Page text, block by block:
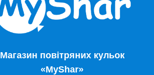
Магазин повітряних кульок
«MyShar»